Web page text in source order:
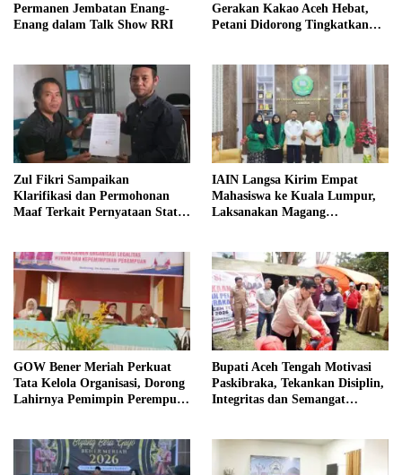
Permanen Jembatan Enang-
Enang dalam Talk Show RRI
Gerakan Kakao Aceh Hebat,
Petani Didorong Tingkatkan
Zul Fikri Sampaikan
Klarifikasi dan Permohonan
Maaf Terkait Pernyataan Status
IAIN Langsa Kirim Empat
Mahasiswa ke Kuala Lumpur,
Laksanakan Magang
GOW Bener Meriah Perkuat
Tata Kelola Organisasi, Dorong
Lahirnya Pemimpin Perempuan
Bupati Aceh Tengah Motivasi
Paskibraka, Tekankan Disiplin,
Integritas dan Semangat